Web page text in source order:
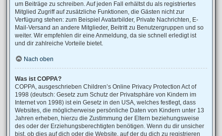
um Beiträge zu schreiben. Auf jeden Fall erhältst du als registriertes
Mitglied Zugriff auf zusätzliche Funktionen, die Gästen nicht zur
Verfügung stehen: zum Beispiel Avatarbilder, Private Nachrichten, E-
Mail-Versand an andere Mitglieder, Beitritt zu Benutzergruppen und so
weiter. Wir empfehlen dir eine Anmeldung, da sie schnell erledigt ist
und dir zahlreiche Vorteile bietet.
Nach oben
Was ist COPPA?
COPPA, ausgeschrieben Children’s Online Privacy Protection Act of
1998 (deutsch: Gesetz zum Schutz der Privatsphäre von Kindern im
Internet von 1998) ist ein Gesetz in den USA, welches festlegt, dass
Websites, die möglicherweise persönliche Daten von Kindern unter 13
Jahren erheben, hierzu die Zustimmung der Eltern beziehungsweise
des oder der Erziehungsberechtigten benötigen. Wenn du dir unsicher
bist, ob dies auf dich oder die Website, auf der du dich zu registrieren